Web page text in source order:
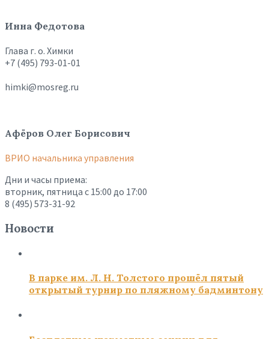
Инна Федотова
Глава г. о. Химки
+7 (495) 793-01-01
himki@mosreg.ru
Афёров Олег Борисович
ВРИО начальника управления
Дни и часы приема:
вторник, пятница с 15:00 до 17:00
8 (495) 573-31-92
Новости
В парке им. Л. Н. Толстого прошёл пятый
открытый турнир по пляжному бадминтону